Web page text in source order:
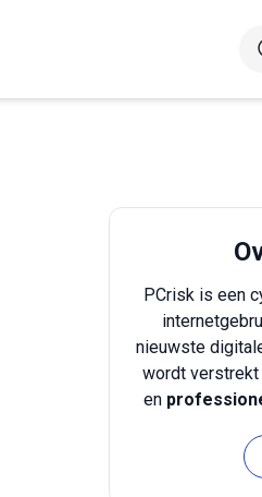
PCrisk is een
nieuwste
wordt verstrekt
en